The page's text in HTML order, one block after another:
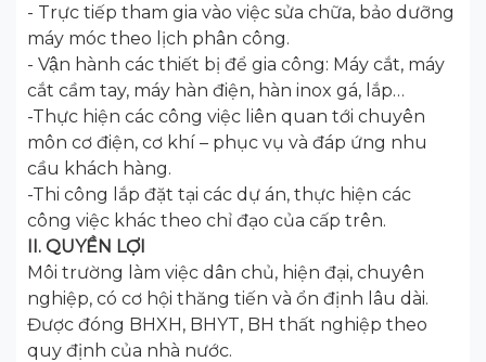
- Trực tiếp tham gia vào việc sửa chữa, bảo dưỡng
máy móc theo lịch phân công.
- Vận hành các thiết bị để gia công: Máy cắt, máy
cắt cầm tay, máy hàn điện, hàn inox gá, lắp…
-Thực hiện các công việc liên quan tới chuyên
môn cơ điện, cơ khí – phục vụ và đáp ứng nhu
cầu khách hàng.
-Thi công lắp đặt tại các dự án, thực hiện các
công việc khác theo chỉ đạo của cấp trên.
II. QUYỀN LỢI
Môi trường làm việc dân chủ, hiện đại, chuyên
nghiệp, có cơ hội thăng tiến và ổn định lâu dài.
Được đóng BHXH, BHYT, BH thất nghiệp theo
quy định của nhà nước.